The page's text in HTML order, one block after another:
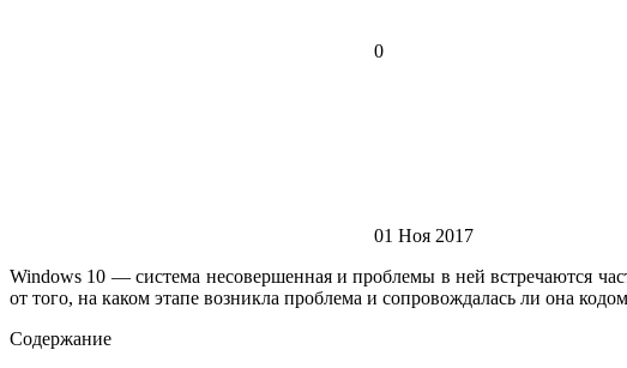
0
01 Ноя 2017
Windows 10 — система несовершенная и проблемы в ней встречаются
от того, на каком этапе возникла проблема и сопровождалась ли она
Содержание